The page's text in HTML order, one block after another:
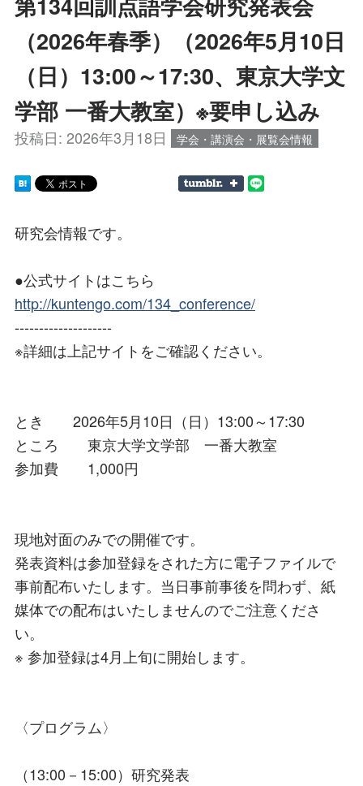
（2026年春季）（2026年5月10日
（日）13:00～17:30、東京大学文
学部 一番大教室）※要申し込み
投稿日: 2026年3月18日 学会・講演会・展覧会情報
研究会情報です。
●公式サイトはこちら
http://kuntengo.com/134_conference/
--------------------
※詳細は上記サイトをご確認ください。
とき 2026年5月10日（日）13:00～17:30
ところ 東京大学文学部 一番大教室
参加費 1,000円
現地対面のみでの開催です。
発表資料は参加登録をされた方に電子ファイルで
事前配布いたします。当日事前事後を問わず、紙
媒体での配布はいたしませんのでご注意くださ
い。
※ 参加登録は4月上旬に開始します。
〈プログラム〉
（13:00－15:00）研究発表